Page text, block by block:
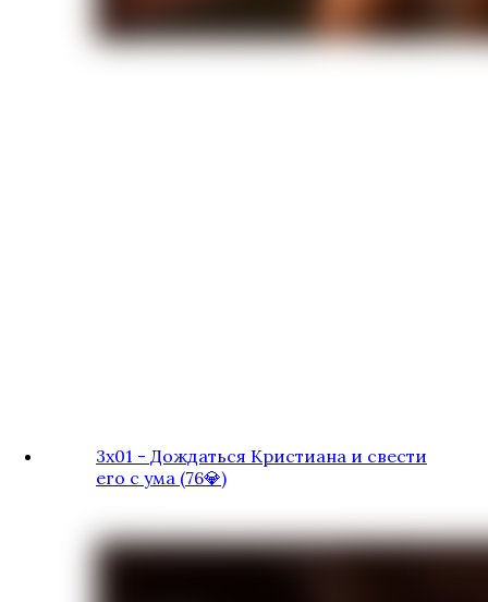
3х01 - Дождаться Кристиана и свести
его с ума (76💎)